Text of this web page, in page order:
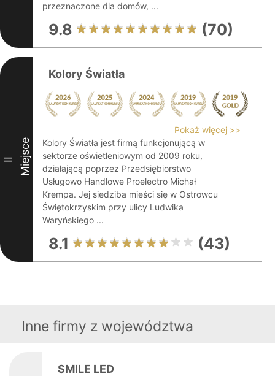
przeznaczone dla domów, ...
9.8 (70)
II Miejsce
Kolory Światła
Pokaż więcej >>
Kolory Światła jest firmą funkcjonującą w
sektorze oświetleniowym od 2009 roku,
działającą poprzez Przedsiębiorstwo
Usługowo Handlowe Proelectro Michał
Krempa. Jej siedziba mieści się w Ostrowcu
Świętokrzyskim przy ulicy Ludwika
Waryńskiego ...
8.1 (43)
Inne firmy z województwa
SMILE LED